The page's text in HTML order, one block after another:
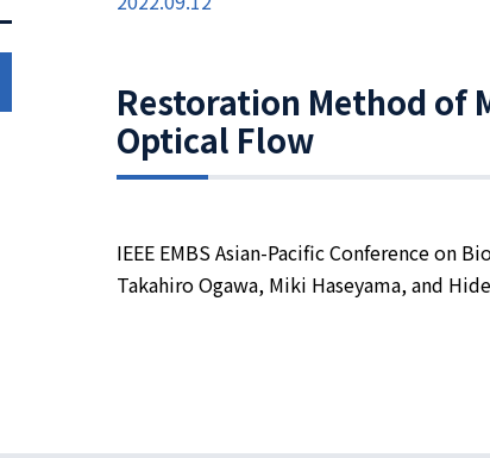
Restoration Method of
Optical Flow
IEEE EMBS Asian-Pacific Conference on
Takahiro Ogawa, Miki Haseyama, and